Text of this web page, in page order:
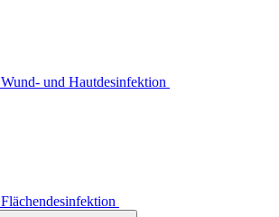
Wund- und Hautdesinfektion
Flächendesinfektion